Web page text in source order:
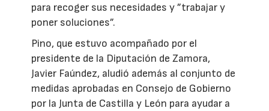
para recoger sus necesidades y ”trabajar y
poner soluciones”.
Pino, que estuvo acompañado por el
presidente de la Diputación de Zamora,
Javier Faúndez, aludió además al conjunto de
medidas aprobadas en Consejo de Gobierno
por la Junta de Castilla y León para ayudar a